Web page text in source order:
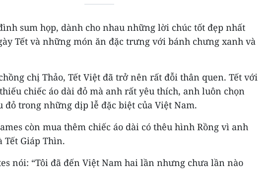
sum họp, dành cho nhau những lời chúc tốt đẹp nhất
Tết và những món ăn đặc trưng với bánh chưng xanh và
chị Thảo, Tết Việt đã trở nên rất đỗi thân quen. Tết với
chiếc áo dài đỏ mà anh rất yêu thích, anh luôn chọn
đỏ trong những dịp lễ đặc biệt của Việt Nam.
còn mua thêm chiếc áo dài có thêu hình Rồng vì anh
Tết Giáp Thìn.
nói: “Tôi đã đến Việt Nam hai lần nhưng chưa lần nào